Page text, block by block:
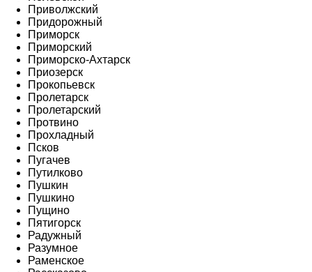
Приволжский
Придорожный
Приморск
Приморский
Приморско-Ахтарск
Приозерск
Прокопьевск
Пролетарск
Пролетарский
Протвино
Прохладный
Псков
Пугачев
Путилково
Пушкин
Пушкино
Пущино
Пятигорск
Радужный
Разумное
Раменское